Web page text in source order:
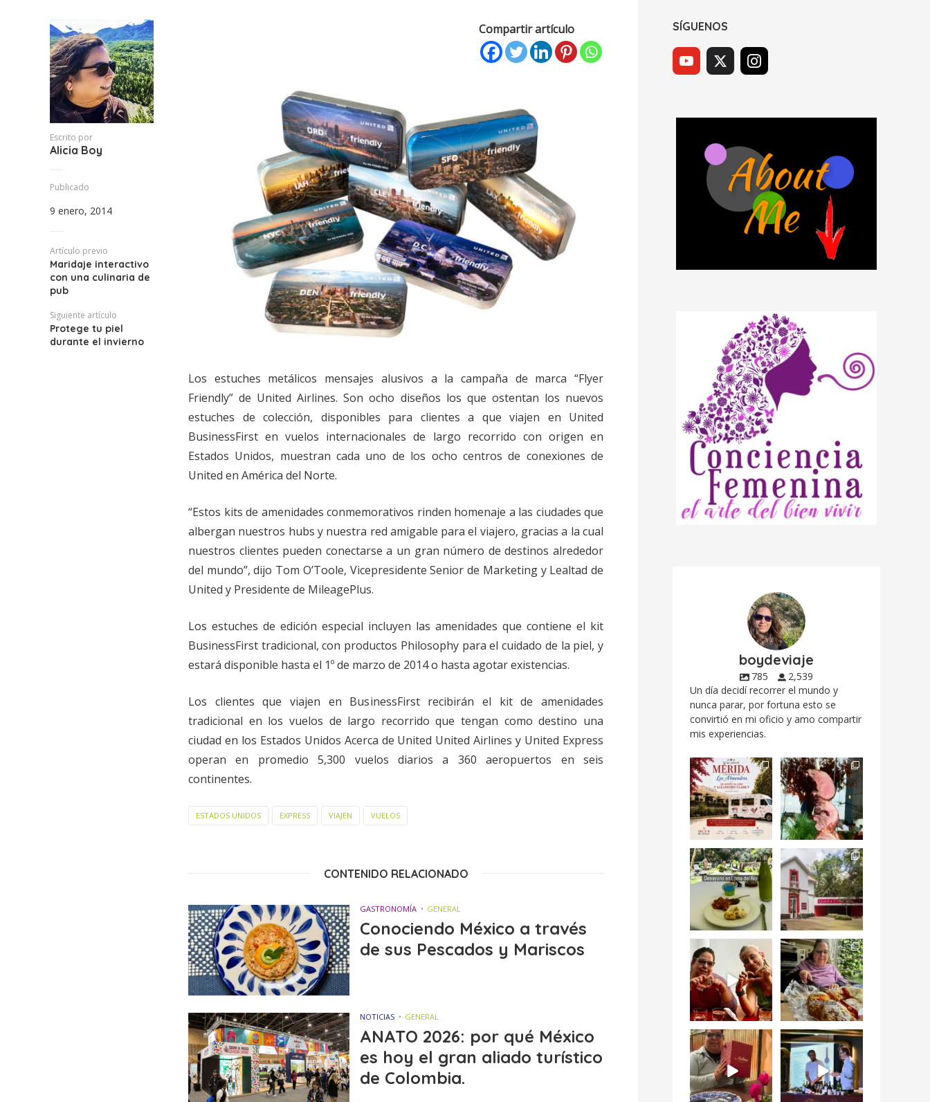
Escrito por
Alicia Boy
Publicado
9 enero, 2014
Artículo previo
Maridaje interactivo
con una culinaria de
pub
Siguiente artículo
Protege tu piel
durante el invierno
Compartir artículo
Los estuches metálicos mensajes alusivos a la campaña de marca “Flyer
Friendly” de United Airlines. Son ocho diseños los que ostentan los nuevos
estuches de colección, disponibles para clientes a que viajen en United
BusinessFirst en vuelos internacionales de largo recorrido con origen en
Estados Unidos, muestran cada uno de los ocho centros de conexiones de
United en América del Norte.
“Estos kits de amenidades conmemorativos rinden homenaje a las ciudades que
albergan nuestros hubs y nuestra red amigable para el viajero, gracias a la cual
nuestros clientes pueden conectarse a un gran número de destinos alrededor
del mundo”, dijo Tom O’Toole, Vicepresidente Senior de Marketing y Lealtad de
United y Presidente de MileagePlus.
Los estuches de edición especial incluyen las amenidades que contiene el kit
BusinessFirst tradicional, con productos Philosophy para el cuidado de la piel, y
estará disponible hasta el 1º de marzo de 2014 o hasta agotar existencias.
Los clientes que viajen en BusinessFirst recibirán el kit de amenidades
tradicional en los vuelos de largo recorrido que tengan como destino una
ciudad en los Estados Unidos Acerca de United United Airlines y United Express
operan en promedio 5,300 vuelos diarios a 360 aeropuertos en seis
continentes.
ESTADOS UNIDOS EXPRESS VIAJEN VUELOS
CONTENIDO RELACIONADO
GASTRONOMÍA GENERAL
Conociendo México a través
de sus Pescados y Mariscos
NOTICIAS GENERAL
ANATO 2026: por qué México
es hoy el gran aliado turístico
de Colombia.
SÍGUENOS
boydeviaje
785
2,539
Un día decidí recorrer el mundo y
nunca parar, por fortuna esto se
convirtió en mi oficio y amo compartir
mis experiencias.
Siempre me mueven
las causas y comer
con causa es...
12 0
Fuimos a celebrar a
mis dos #mamás
más cercanas mi...
17 0
Levantarse, escuchar
el río correr y sentir
el...
19 0
Esta
#NochedeMuseos
en la
#QuintaColorada
el...
12 0
¡Qué desayuno tan
increíble en
@LasQuinceLetras!...
28 3
Me tocó rosca de
Tagers un
restaurante de
Avenida...
50 10
“En #Mallorca
Ciudad de México
celebramos la...
63 7
#SoaunFusionMexic
o una noche única
donde España y...
10 0